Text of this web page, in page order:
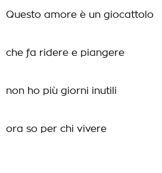
Questo amore è un giocattolo
che fa ridere e piangere
non ho più giorni inutili
ora so per chi vivere